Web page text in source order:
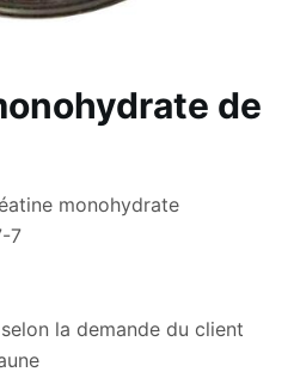
de
monohydrate
7
la demande du client